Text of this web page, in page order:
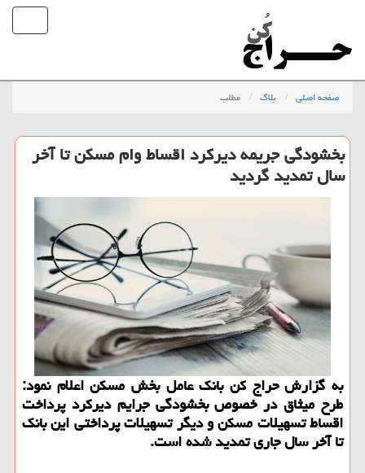
صفحه اصلی بلاگ مطلب
بخشودگی جریمه دیركرد اقساط وام مسكن تا آخر
سال تمدید گردید
به گزارش حراج كن بانك عامل بخش مسكن اعلام نمود:
طرح میثاق در خصوص بخشودگی جرایم دیركرد پرداخت
اقساط تسهیلات مسكن و دیگر تسهیلات پرداختی این بانك
تا آخر سال جاری تمدید شده است.